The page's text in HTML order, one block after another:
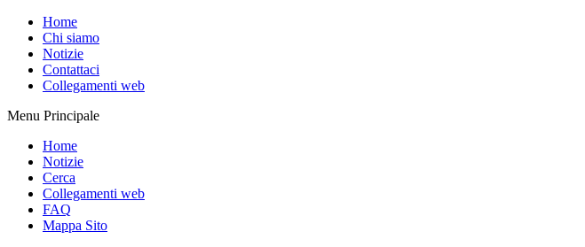
Home
Chi siamo
Notizie
Contattaci
Collegamenti web
Menu Principale
Home
Notizie
Cerca
Collegamenti web
FAQ
Mappa Sito